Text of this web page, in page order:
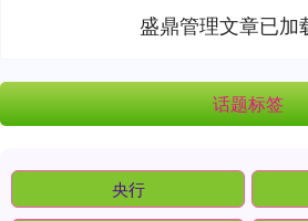
盛鼎管理文章已加
话题标签
央行